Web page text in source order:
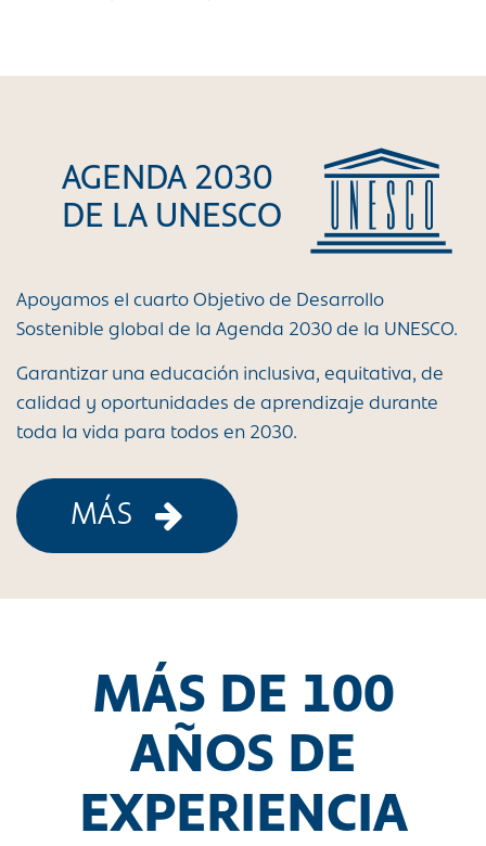
AGENDA 2030
DE LA UNESCO
Apoyamos el cuarto Objetivo de Desarrollo
Sostenible global de la Agenda 2030 de la UNESCO.
Garantizar una educación inclusiva, equitativa, de
calidad y oportunidades de aprendizaje durante
toda la vida para todos en 2030.
MÁS
MÁS DE 100
AÑOS DE
EXPERIENCIA